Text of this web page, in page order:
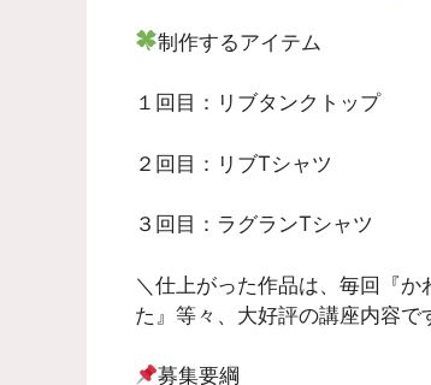
制作するアイテム
１回目：リブタンクトップ
２回目：リブTシャツ
３回目：ラグランTシャツ
＼仕上がった作品は、毎回『
た』等々、大好評の講座内容
募集要綱